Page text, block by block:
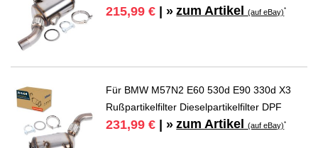
215,99 € | » zum Artikel(auf eBay)*
Für BMW M57N2 E60 530d E90 330d X3
Rußpartikelfilter Dieselpartikelfilter DPF
231,99 € | » zum Artikel(auf eBay)*